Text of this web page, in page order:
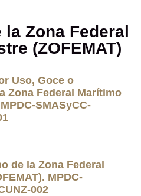
Zona Federal
(ZOFEMAT)
Uso, Goce o
Zona Federal Marítimo
SMASyCC-
de la Zona Federal
MPDC-
002